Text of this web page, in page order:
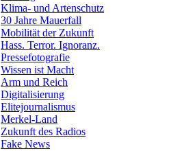
Klima- und Artenschutz
30 Jahre Mauerfall
Mobilität der Zukunft
Hass. Terror. Ignoranz.
Pressefotografie
Wissen ist Macht
Arm und Reich
Digitalisierung
Elitejournalismus
Merkel-Land
Zukunft des Radios
Fake News